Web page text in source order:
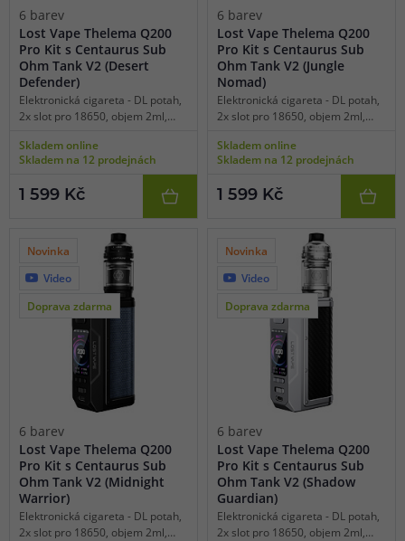
6 barev
Lost Vape Thelema Q200
Pro Kit s Centaurus Sub
Ohm Tank V2 (Desert
Defender)
Elektronická cigareta - DL potah,
2x slot pro 18650, objem 2ml,
dobíjení USB-C, regulace air-flow,
displej, manuální vypínač, široká
SS316, Ti, Ni, čipset Quest X 3.0,
zpracování, platforma žhavících
hlav UB Max.
Skladem online
Skladem na 12 prodejnách
1 599 Kč
6 barev
Lost Vape Thelema Q200
Pro Kit s Centaurus Sub
Ohm Tank V2 (Jungle
Nomad)
Elektronická cigareta - DL potah,
2x slot pro 18650, objem 2ml,
dobíjení USB-C, regulace air-flow,
displej, manuální vypínač, široká
SS316, Ti, Ni, čipset Quest X 3.0,
zpracování, platforma žhavících
hlav UB Max.
Skladem online
Skladem na 12 prodejnách
1 599 Kč
Novinka
Video
Doprava zdarma
6 barev
Lost Vape Thelema Q200
Pro Kit s Centaurus Sub
Ohm Tank V2 (Midnight
Warrior)
Elektronická cigareta - DL potah,
2x slot pro 18650, objem 2ml,
Novinka
Video
Doprava zdarma
6 barev
Lost Vape Thelema Q200
Pro Kit s Centaurus Sub
Ohm Tank V2 (Shadow
Guardian)
Elektronická cigareta - DL potah,
2x slot pro 18650, objem 2ml,